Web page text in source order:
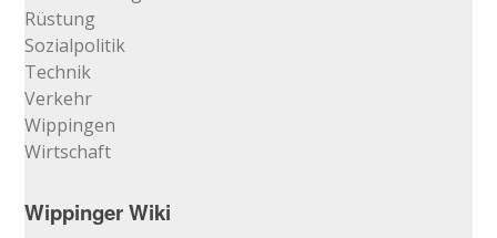
Rüstung
Sozialpolitik
Technik
Verkehr
Wippingen
Wirtschaft
Wippinger Wiki